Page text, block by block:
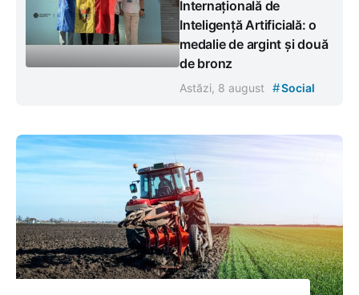
Internațională de
Inteligență Artificială: o
medalie de argint și două
de bronz
Astăzi, 8 august #Social